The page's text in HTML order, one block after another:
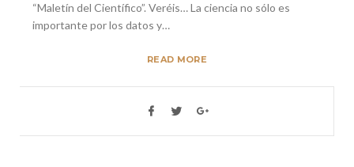
“Maletín del Científico”. Veréis… La ciencia no sólo es
importante por los datos y…
READ MORE